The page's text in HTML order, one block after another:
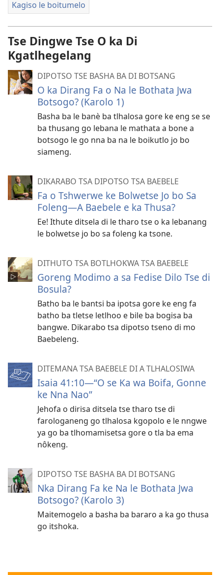
Kagiso le boitumelo
Tse Dingwe Tse O ka Di
Kgatlhegelang
DIPOTSO TSE BASHA BA DI BOTSANG
O ka Dirang Fa o Na le Bothata Jwa
Botsogo? (Karolo 1)
Basha ba le banè ba tlhalosa gore ke eng se se
ba thusang go lebana le mathata a bone a
botsogo le go nna ba na le boikutlo jo bo
siameng.
DIKARABO TSA DIPOTSO TSA BAEBELE
Fa o Tshwerwe ke Bolwetse Jo bo Sa
Foleng—A Baebele e ka Thusa?
Ee! Ithute ditsela di le tharo tse o ka lebanang
le bolwetse jo bo sa foleng ka tsone.
DITHUTO TSA BOTLHOKWA TSA BAEBELE
Goreng Modimo a sa Fedise Dilo Tse di
Bosula?
Batho ba le bantsi ba ipotsa gore ke eng fa
batho ba tletse letlhoo e bile ba bogisa ba
bangwe. Dikarabo tsa dipotso tseno di mo
Baebeleng.
DITEMANA TSA BAEBELE DI A TLHALOSIWA
Isaia 41:10—“O se Ka wa Boifa, Gonne
ke Nna Nao”
Jehofa o dirisa ditsela tse tharo tse di
farologaneng go tlhalosa kgopolo e le nngwe
ya go ba tlhomamisetsa gore o tla ba ema
nôkeng.
DIPOTSO TSE BASHA BA DI BOTSANG
Nka Dirang Fa ke Na le Bothata Jwa
Botsogo? (Karolo 3)
Maitemogelo a basha ba bararo a ka go thusa
go itshoka.